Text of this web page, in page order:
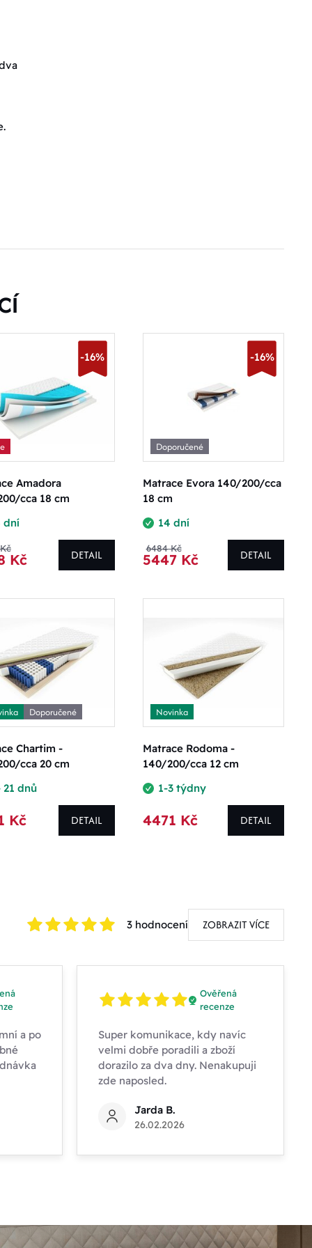
-16%
Amadora
cca 18 cm
dní
Kč DETAIL
Doporučené
-16%
Matrace Evora 140/200/cca
18 cm
14 dní
6484 Kč
5447 Kč DETAIL
Doporučené
Chartim -
cca 20 cm
21 dnů
Kč DETAIL
Novinka
Matrace Rodoma -
140/200/cca 12 cm
1-3 týdny
4471 Kč DETAIL
3 hodnocení ZOBRAZIT VÍCE
a po
Ověřená
recenze
Super komunikace, kdy navíc
velmi dobře poradili a zboží
dorazilo za dva dny. Nenakupuji
zde naposled.
Jarda B.
26.02.2026